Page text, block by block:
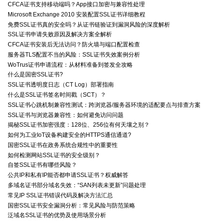
CFCA证书支持移动端吗？App接口加密与兼容性处理
Microsoft Exchange 2010 安装配置SSL证书详细教程
免费SSL证书真的安全吗？从证书链验证到漏洞风险的深度解析
SSL证书申请失败原因及解决方案全解析
CFCA证书安装后无法访问？防火墙与端口配置检查
服务器TLS配置不当的风险：SSL证书失效案例分析
WoTrus证书申请流程：从材料准备到签发全攻略
什么是国密SSL证书?
SSL证书透明度日志（CT Log）部署指南
什么是SSL证书签名时间戳（SCT）？
SSL证书心跳机制兼容性测试：跨浏览器/服务器环境的适配要点与排查方案
SSL证书与浏览器兼容性：如何避免访问问题
揭秘SSL证书加密强度：128位、256位有何天壤之别？
如何为工业IoT设备构建安全的HTTPS通信通道?
国密SSL证书在政务系统合规性中的重要性
如何检测网站SSL证书的安全级别？
自签SSL证书有哪些风险？
公共IP和私有IP能否都申请SSL证书？权威解答
多域名证书部分域名失效：“SAN列表未更新”问题处理
常见IP SSL证书错误代码及解决方法汇总
国密SSL证书安全漏洞分析：常见风险与防范策略
泛域名SSL证书的优势及使用场景分析